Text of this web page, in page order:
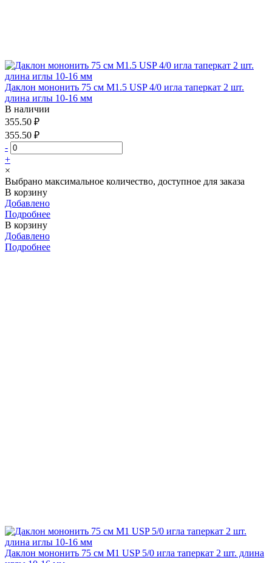
Даклон мононить 75 см М1.5 USP 4/0 игла таперкат 2 шт.
длина иглы 10-16 мм
В наличии
355.50 ₽
355.50 ₽
-
+
×
Выбрано максимальное количество, доступное для заказа
В корзину
Добавлено
Подробнее
В корзину
Добавлено
Подробнее
Даклон мононить 75 см М1 USP 5/0 игла таперкат 2 шт. длина